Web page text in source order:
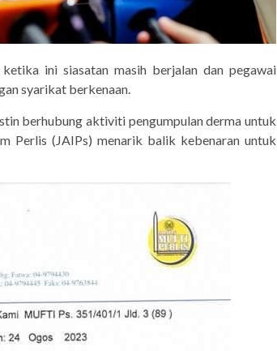
ini siasatan masih berjalan dan pegawai
syarikat berkenaan.
berhubung aktiviti pengumpulan derma untuk
Perlis (JAIPs) menarik balik kebenaran untuk